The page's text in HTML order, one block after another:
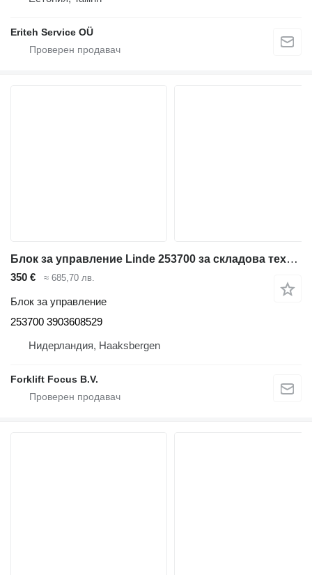
Eriteh Service OÜ
Блок за управление Linde 253700 за складова техника Linde Series 131/132 /1190
350 € ≈ 685,70 лв.
Блок за управление
253700 3903608529
Нидерландия, Haaksbergen
Forklift Focus B.V.